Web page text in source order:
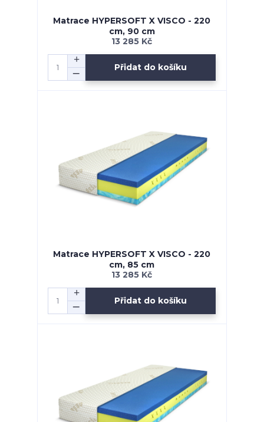
Matrace HYPERSOFT X VISCO - 220
cm, 90 cm
13 285 Kč
Přidat do košíku
Matrace HYPERSOFT X VISCO - 220
cm, 85 cm
13 285 Kč
Přidat do košíku